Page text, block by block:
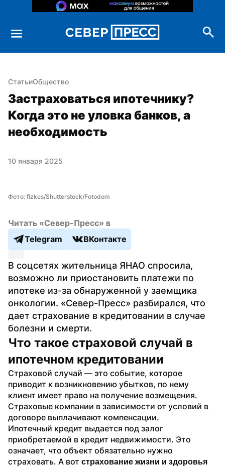
СтатьиОбщество
Застраховаться ипотечнику?
Когда это не уловка банков, а
необходимость
10 января 2025
Фото: fizkes/Shutterstock/Fotodom
Читать «Север-Пресс» в
Telegram
ВКонтакте
В соцсетях жительница ЯНАО спросила,
возможно ли приостановить платежи по
ипотеке из-за обнаруженной у заемщика
онкологии. «Север-Пресс» разбирался, что
дает страхование в кредитовании в случае
болезни и смерти.
Что такое страховой случай в
ипотечном кредитовании
Страховой случай — это событие, которое
приводит к возникновению убытков, по нему
клиент имеет право на получение возмещения.
Страховые компании в зависимости от условий в
договоре выплачивают компенсации.
Ипотечный кредит выдается под залог
приобретаемой в кредит недвижимости. Это
означает, что объект обязательно нужно
страховать. А вот страхование жизни и здоровья